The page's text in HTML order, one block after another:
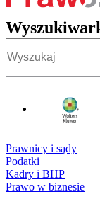
Prawnicy i sądy
Podatki
Kadry i BHP
Prawo w biznesie